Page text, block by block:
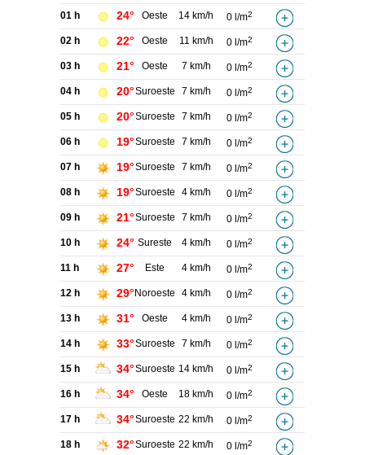
01 h 24° Oeste 14 km/h 0 l/m2
02 h 22° Oeste 11 km/h 0 l/m2
03 h 21° Oeste 7 km/h 0 l/m2
04 h 20°Suroeste 7 km/h 0 l/m2
05 h 20°Suroeste 7 km/h 0 l/m2
06 h 19°Suroeste 7 km/h 0 l/m2
07 h 19°Suroeste 7 km/h 0 l/m2
08 h 19°Suroeste 4 km/h 0 l/m2
09 h 21°Suroeste 7 km/h 0 l/m2
10 h 24° Sureste 4 km/h 0 l/m2
11 h 27° Este 4 km/h 0 l/m2
12 h 29° Noroeste 4 km/h 0 l/m2
13 h 31° Oeste 4 km/h 0 l/m2
14 h 33°Suroeste 7 km/h 0 l/m2
15 h 34°Suroeste 14 km/h 0 l/m2
16 h 34° Oeste 18 km/h 0 l/m2
17 h 34°Suroeste 22 km/h 0 l/m2
18 h 32°Suroeste 22 km/h 0 l/m2